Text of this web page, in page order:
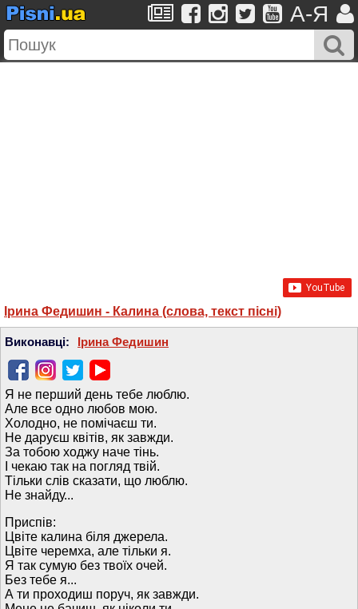
A-Я
Ірина Федишин - Калина (слова, текст пісні)
Виконавці: Ірина Федишин
Я не перший день тебе люблю.
Але все одно любов мою.
Холодно, не помічаєш ти.
Не даруєш квітів, як завжди.
За тобою ходжу наче тінь.
І чекаю так на погляд твій.
Тільки слів сказати, що люблю.
Не знайду...
Приспів:
Цвіте калина біля джерела.
Цвіте черемха, але тільки я.
Я так сумую без твоїх очей.
Без тебе я...
А ти проходиш поруч, як завжди.